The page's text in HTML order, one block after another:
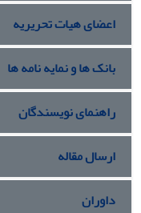
نظر گرفته شده است
تعمیرناپذیر و بخش
اعضای هیات تحریریه
بانک ها و نمایه نامه ها
راهنمای نویسندگان
ارسال مقاله
داوران